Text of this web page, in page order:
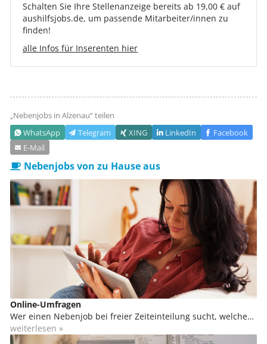
Schalten Sie Ihre Stellenanzeige bereits ab 19,00 € auf
aushilfsjobs.de, um passende Mitarbeiter/innen zu
finden!
alle Infos für Inserenten hier
„Nebenjobs in Alzenau“ teilen
WhatsApp
Telegram XING LinkedIn
Facebook
E‑Mail
Nebenjobs von zu Hause aus
Online-Umfragen
Wer einen Nebenjob bei freier Zeiteinteilung sucht, welcher
sich sogar von zu Hause ausüben lässt, kann sich in der
Marktforschung engagieren. Du kannst von zu Hause aus
weiterlesen »